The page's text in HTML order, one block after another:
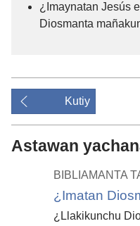
¿Imaynatan Jesús
Diosmanta
Kutiy
Astawan
BIBLIAMANTA
¿Imatan
¿Llakikunchu